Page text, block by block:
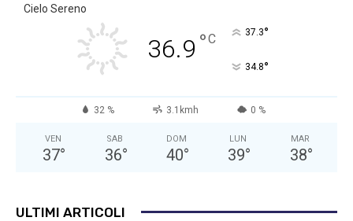
Cielo Sereno
36.9 °C 37.3°
34.8°
32 % 3.1kmh 0 %
VEN
37°
SAB
36°
DOM
40°
LUN
39°
MAR
38°
ULTIMI ARTICOLI